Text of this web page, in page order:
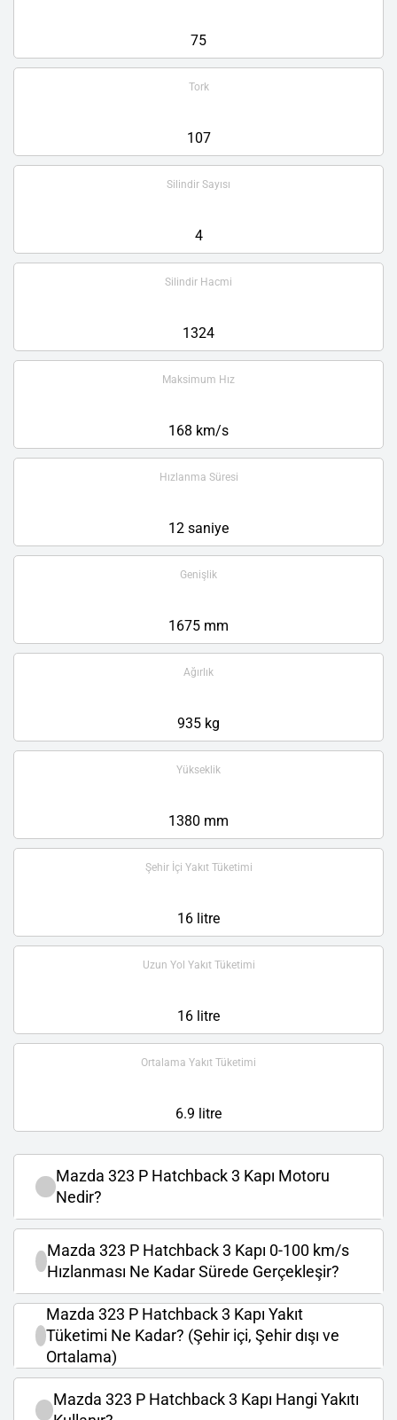
75
Tork
107
Silindir Sayısı
4
Silindir Hacmi
1324
Maksimum Hız
168 km/s
Hızlanma Süresi
12 saniye
Genişlik
1675 mm
Ağırlık
935 kg
Yükseklik
1380 mm
Şehir İçi Yakıt Tüketimi
16 litre
Uzun Yol Yakıt Tüketimi
16 litre
Ortalama Yakıt Tüketimi
6.9 litre
Mazda 323 P Hatchback 3 Kapı Motoru
Nedir?
Mazda 323 P Hatchback 3 Kapı 0-100 km/s
Hızlanması Ne Kadar Sürede Gerçekleşir?
Mazda 323 P Hatchback 3 Kapı Yakıt
Tüketimi Ne Kadar? (Şehir içi, Şehir dışı ve
Ortalama)
Mazda 323 P Hatchback 3 Kapı Hangi Yakıtı